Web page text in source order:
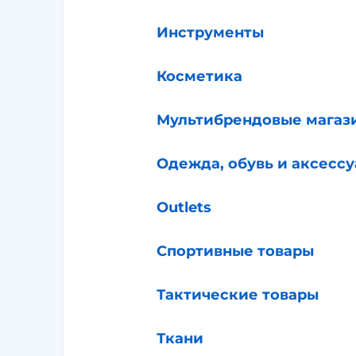
Инструменты
Косметика
Мультибрендовые
Одежда, обувь и
Outlets
Спортивные товары
Тактические товары
Ткани